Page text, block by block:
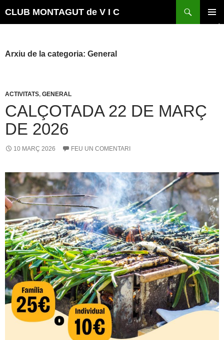
CLUB MONTAGUT de V I C
Arxiu de la categoria: General
ACTIVITATS, GENERAL
CALÇOTADA 22 DE MARÇ
DE 2026
10 MARÇ 2026 FEU UN COMENTARI